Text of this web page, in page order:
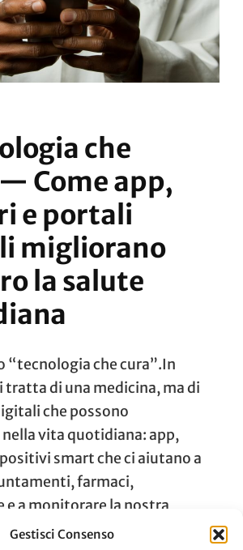
Gestisci Consenso
che
Come app,
e portali
migliorano
la salute
“tecnologia che cura”.In
tratta di una medicina, ma di
che possono
vita quotidiana: app,
smart che ci aiutano a
farmaci,
e a monitorare la nostra
soluzioni forse le conosci